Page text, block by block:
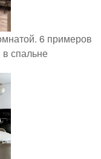
6 примеров
спальне